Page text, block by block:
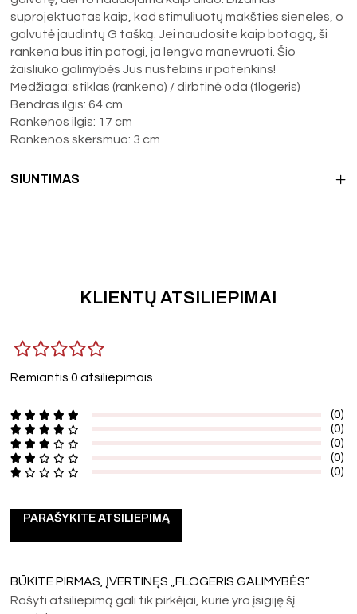
suprojektuotas kaip, kad stimuliuotų makšties sieneles, o
galvutė jaudintų G tašką. Jei naudosite kaip botagą, ši
rankena bus itin patogi, ja lengva manevruoti. Šio
žaisliuko galimybės Jus nustebins ir patenkins!
Medžiaga: stiklas (rankena) / dirbtinė oda (flogeris)
Bendras ilgis: 64 cm
Rankenos ilgis: 17 cm
Rankenos skersmuo: 3 cm
SIUNTIMAS
KLIENTŲ ATSILIEPIMAI
Remiantis 0 atsiliepimais
(0)
(0)
(0)
(0)
(0)
PARAŠYKITE ATSILIEPIMĄ
BŪKITE PIRMAS, ĮVERTINĘS „FLOGERIS GALIMYBĖS“
Rašyti atsiliepimą gali tik pirkėjai, kurie yra įsigiję šį